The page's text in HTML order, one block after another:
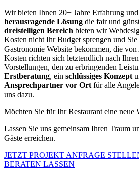
Wir bieten Ihnen 20+ Jahre Erfahrung
herausragende Lösung die fair und
dreistelligen Bereich bieten wir
Kosten nicht Ihr Budget sprengen und
Gastronomie Website bekommen, die
Kosten richten sich letztendlich nach
Vorstellungen, den zu erbringenden
Erstberatung, ein schlüssiges Konzept
Ansprechpartner vor Ort für alle
uns dazu.
Möchten Sie für Ihr Restaurant eine neue
Lassen Sie uns gemeinsam Ihren Traum
Gäste erreichen.
JETZT PROJEKT ANFRAGE
BERATEN LASSEN